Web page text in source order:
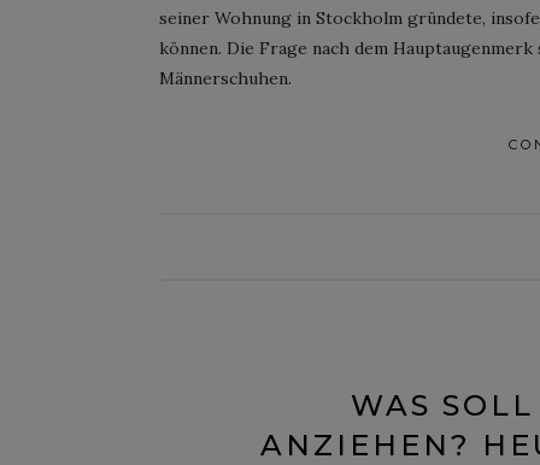
seiner Wohnung in Stockholm gründete,
können. Die Frage nach dem
Männerschuhen.
WAS
ANZIEHEN?